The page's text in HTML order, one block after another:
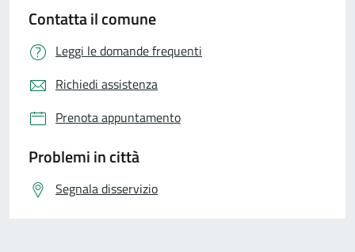
Contatta il comune
Leggi le domande frequenti
Richiedi assistenza
Prenota appuntamento
Problemi in città
Segnala disservizio